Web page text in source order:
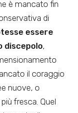
è mancato fin
di
essere
discepolo,
il coraggio
nuove, o
fresca. Quel